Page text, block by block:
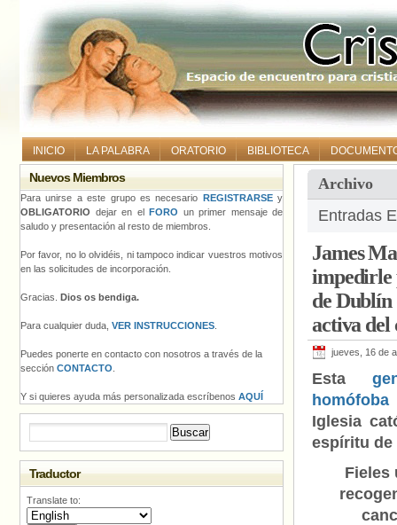
INICIO LA PALABRA ORATORIO BIBLIOTECA
Archivo
Entradas
James
impedirle
de
activa
jueves, 16 de
Esta
homófoba
Iglesia
espíritu
Fieles
Nuevos Miembros
Para unirse a este grupo es necesario REGISTRARSEy
OBLIGATORIO dejar en el FORO un primer mensaje de
saludo y presentación al resto de miembros.
Por favor, no lo olvidéis, ni tampoco indicar vuestros motivos
en las solicitudes de incorporación.
Gracias. Dios os bendiga.
Para cualquier duda, VER INSTRUCCIONES
Puedes ponerte en contacto con nosotros a través de la
sección CONTACTO
Y si quieres ayuda más personalizada escríbenos AQUÍ
Traductor
Translate to: